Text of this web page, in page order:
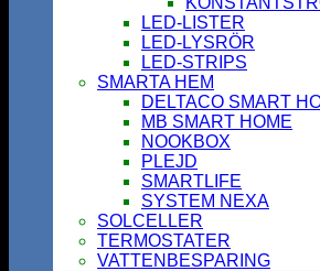
LED-LISTER
LED-LYSRÖR
LED-STRIPS
SMARTA HEM
DELTACO SMART
MB SMART HOME
NOOKBOX
PLEJD
SMARTLIFE
SYSTEM NEXA
SOLCELLER
TERMOSTATER
VATTENBESPARING